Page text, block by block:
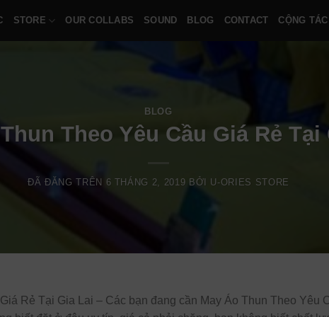
STORE OUR COLLABS SOUND BLOG CONTACT CỘNG
BLOG
Theo Yêu Cầu Giá Rẻ Tại
ĐÃ ĐĂNG TRÊN 6 THÁNG 2, 2019 BỞI U-ORIES STORE
Rẻ Tại Gia Lai – Các bạn đang cần May Áo Thun Theo Yêu